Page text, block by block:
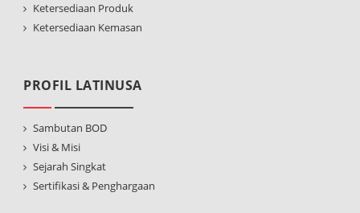
Ketersediaan Produk
Ketersediaan Kemasan
PROFIL LATINUSA
Sambutan BOD
Visi & Misi
Sejarah Singkat
Sertifikasi & Penghargaan